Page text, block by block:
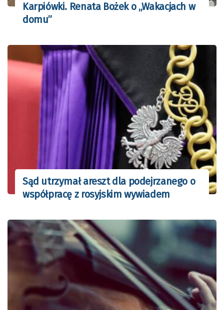
Karpiówki. Renata Bożek o „Wakacjach w
domu”
Sąd utrzymał areszt dla podejrzanego o
współpracę z rosyjskim wywiadem